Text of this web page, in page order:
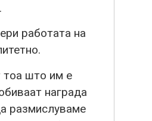
работата на
тоа што им е
награда
размислуваме